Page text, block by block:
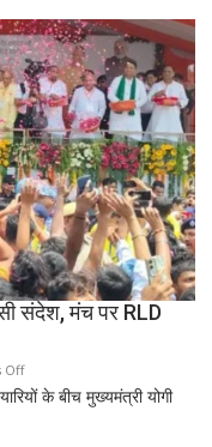
की
आग
का
तांडव,
20
हजार
लोग
बेघर;
‘जैसे
बम
फटा
हो’ संदेश, मंच पर RLD
Offon
कांवड़ियोंके बीच मुख्यमंत्री योगी